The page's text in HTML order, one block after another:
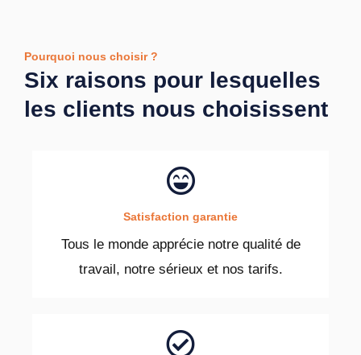
Pourquoi nous choisir ?
Six raisons pour lesquelles
les clients nous choisissent
Satisfaction garantie
Tous le monde apprécie notre qualité de
travail, notre sérieux et nos tarifs.